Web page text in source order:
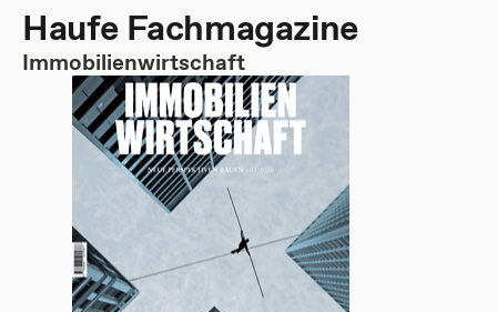
Haufe Fachmagazine
Immobilienwirtschaft